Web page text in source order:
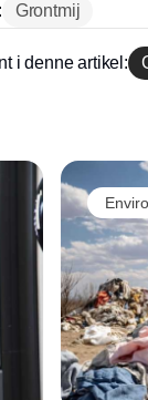
Grontmij
i denne artikel: